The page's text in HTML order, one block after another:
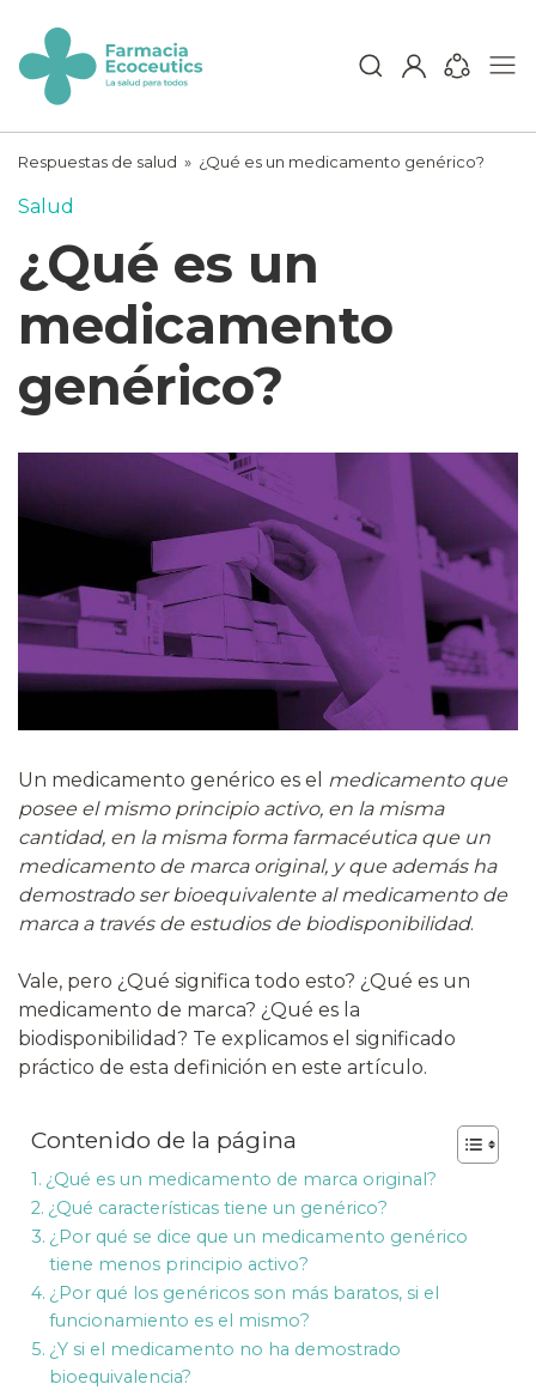
content
ecoceutics
Respuestas de salud » ¿Qué es un medicamento genérico?
Salud
¿Qué es un
medicamento
genérico?
Un medicamento genérico es el medicamento que
posee el mismo principio activo, en la misma
cantidad, en la misma forma farmacéutica que un
medicamento de marca original, y que además ha
demostrado ser bioequivalente al medicamento de
marca a través de estudios de biodisponibilidad.
Vale, pero ¿Qué significa todo esto? ¿Qué es un
medicamento de marca? ¿Qué es la
biodisponibilidad? Te explicamos el significado
práctico de esta definición en este artículo.
Contenido de la página
¿Qué es un medicamento de marca original?
¿Qué características tiene un genérico?
¿Por qué se dice que un medicamento genérico
tiene menos principio activo?
¿Por qué los genéricos son más baratos, si el
funcionamiento es el mismo?
¿Y si el medicamento no ha demostrado
bioequivalencia?